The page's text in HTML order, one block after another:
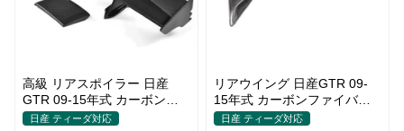
高級 リアスポイラー 日産
GTR 09-15年式 カーボンフ
ァイバーリアウィング
日産 ティーダ対応
リアウイング 日産GTR 09-
15年式 カーボンファイバー
高級リアウィング
日産 ティーダ対応